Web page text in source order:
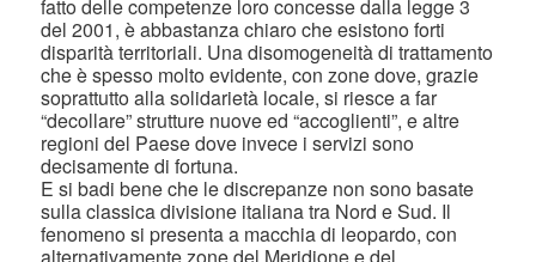
fatto delle competenze loro concesse dalla legge 3
del 2001, è abbastanza chiaro che esistono forti
disparità territoriali. Una disomogeneità di trattamento
che è spesso molto evidente, con zone dove, grazie
soprattutto alla solidarietà locale, si riesce a far
“decollare” strutture nuove ed “accoglienti”, e altre
regioni del Paese dove invece i servizi sono
decisamente di fortuna.
E si badi bene che le discrepanze non sono basate
sulla classica divisione italiana tra Nord e Sud. Il
fenomeno si presenta a macchia di leopardo, con